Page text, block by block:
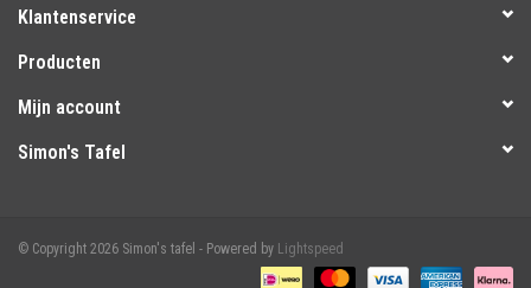
Klantenservice
Producten
Mijn account
Simon's Tafel
© Copyright 2026 Simon's tafel - Powered by Lightspeed